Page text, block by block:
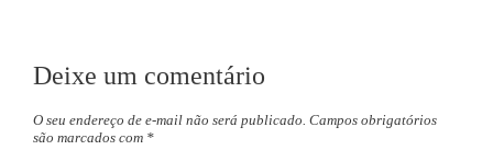
Deixe um comentário
O seu endereço de e-mail não será publicado. Campos obrigatórios
são marcados com *